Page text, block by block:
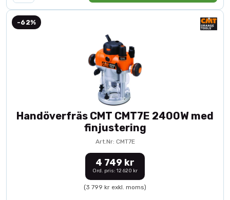
-62%
Handöverfräs CMT CMT7E 2400W med
finjustering
Art.Nr: CMT7E
4 749 kr
Ord. pris: 12 620 kr
(3 799 kr exkl. moms)